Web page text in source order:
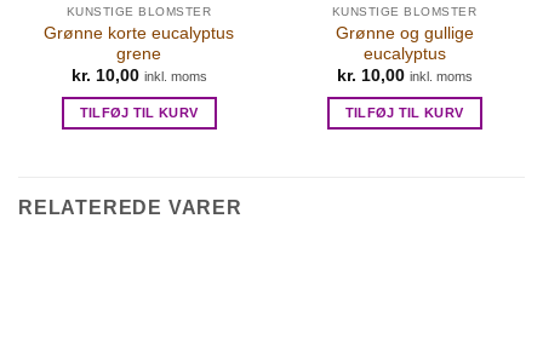
KUNSTIGE BLOMSTER
Grønne korte eucalyptus
grene
kr. 10,00 inkl. moms
TILFØJ TIL KURV
KUNSTIGE BLOMSTER
Grønne og gullige
eucalyptus
kr. 10,00 inkl. moms
TILFØJ TIL KURV
RELATEREDE VARER